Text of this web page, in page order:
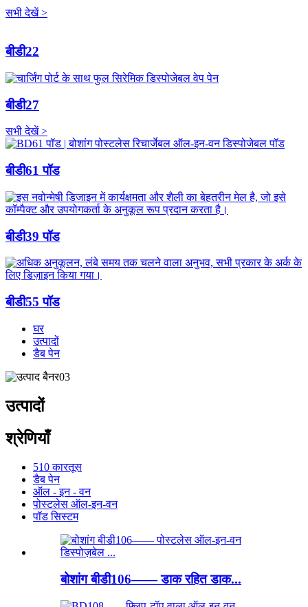
सभी देखें >
बीडी22
बीडी27
सभी देखें >
बीडी61 पॉड
बीडी39 पॉड
बीडी55 पॉड
घर
उत्पादों
डैब पेन
उत्पादों
श्रेणियाँ
510 कारतूस
डैब पेन
ऑल - इन - वन
पोस्टलेस ऑल-इन-वन
पॉड सिस्टम
बोशांग बीडी106—— डाक रहित डाक...